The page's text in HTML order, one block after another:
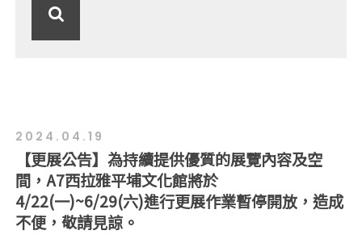
尋
2024.04.19
【更展公告】為持續提供優質的展覽內容及空
間，A7西拉雅平埔文化館將於
4/22(一)~6/29(六)進行更展作業暫停開放，造成
不便，敬請見諒。